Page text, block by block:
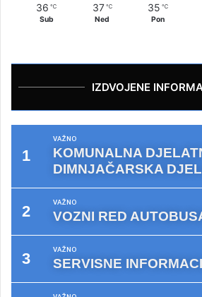
36 ℃
Sub
37 ℃
Ned
35 ℃
Pon
IZDVOJENE
VAŽNO
KOMUNALNA
DIMNJAČARSKA
VAŽNO
VOZNI RED
VAŽNO
SERVISNE